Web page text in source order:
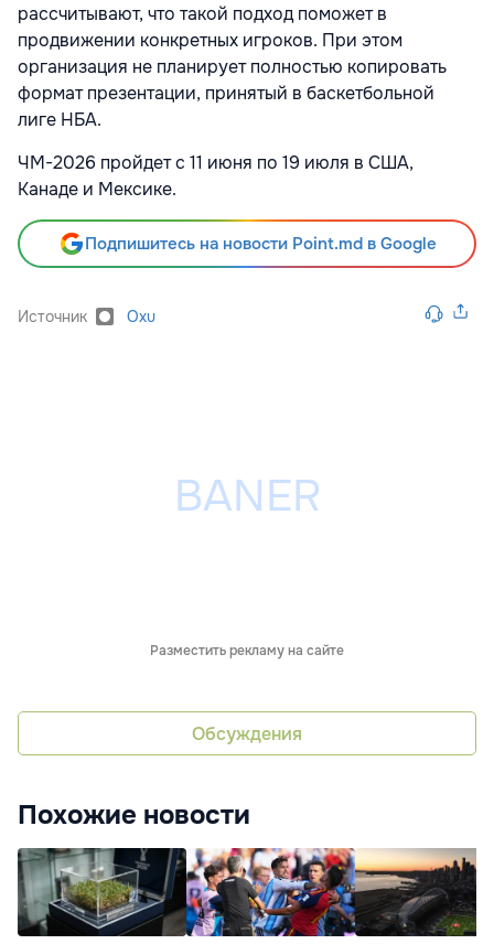
рассчитывают, что такой подход поможет в
продвижении конкретных игроков. При этом
организация не планирует полностью копировать
формат презентации, принятый в баскетбольной
лиге НБА.
ЧМ-2026 пройдет с 11 июня по 19 июля в США,
Канаде и Мексике.
Подпишитесь на новости Point.md в Google
Источник Oxu
Разместить рекламу на сайте
Обсуждения
Похожие новости